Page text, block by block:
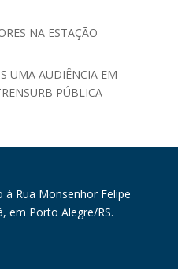
NA ESTAÇÃO
UMA AUDIÊNCIA EM
PÚBLICA
Rua Monsenhor Felipe
em Porto Alegre/RS.